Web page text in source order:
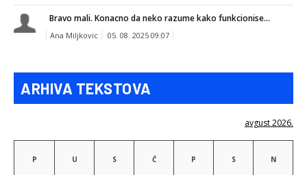
Bravo mali. Konacno da neko razume kako funkcionise...
Ana Miljkovic 05. 08. 2025 09:07
ARHIVA TEKSTOVA
avgust 2026.
P U S Č P S N